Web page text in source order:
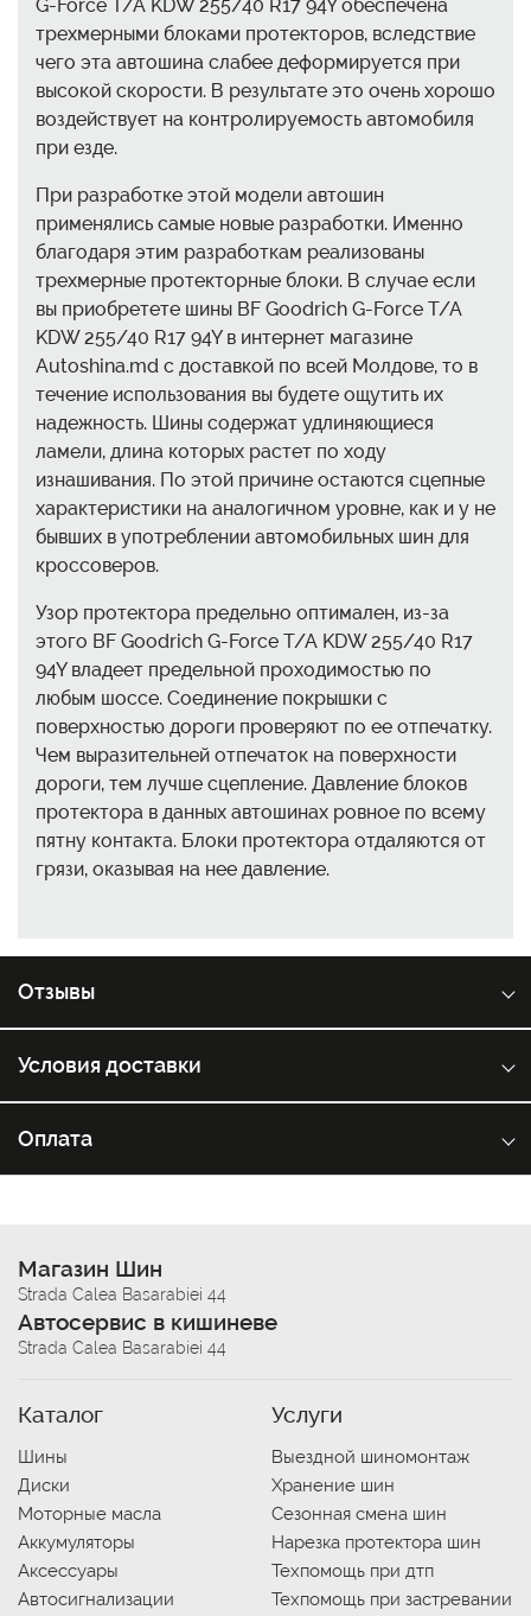
G-Force T/A KDW 255/40 R17 94Y обеспечена
трехмерными блоками протекторов, вследствие
чего эта автошина слабее деформируется при
высокой скорости. В результате это очень хорошо
воздействует на контролируемость автомобиля
при езде.
При разработке этой модели автошин
применялись самые новые разработки. Именно
благодаря этим разработкам реализованы
трехмерные протекторные блоки. В случае если
вы приобретете шины BF Goodrich G-Force T/A
KDW 255/40 R17 94Y в интернет магазине
Autoshina.md с доставкой по всей Молдове, то в
течение использования вы будете ощутить их
надежность. Шины содержат удлиняющиеся
ламели, длина которых растет по ходу
изнашивания. По этой причине остаются сцепные
характеристики на аналогичном уровне, как и у не
бывших в употреблении автомобильных шин для
кроссоверов.
Узор протектора предельно оптимален, из-за
этого BF Goodrich G-Force T/A KDW 255/40 R17
94Y владеет предельной проходимостью по
любым шоссе. Соединение покрышки с
поверхностью дороги проверяют по ее отпечатку.
Чем выразительней отпечаток на поверхности
дороги, тем лучше сцепление. Давление блоков
протектора в данных автошинах ровное по всему
пятну контакта. Блоки протектора отдаляются от
грязи, оказывая на нее давление.
Отзывы
Условия доставки
Оплата
Магазин Шин
Strada Calea Basarabiei 44
Автосервис в кишиневе
Strada Calea Basarabiei 44
Каталог
Шины
Диски
Моторные масла
Аккумуляторы
Аксессуары
Автосигнализации
Услуги
Выездной шиномонтаж
Хранение шин
Сезонная смена шин
Нарезка протектора шин
Техпомощь при дтп
Техпомощь при застревании